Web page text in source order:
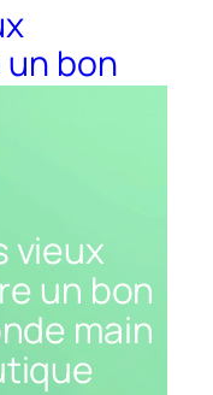
bon
main
vieux
un bon
main